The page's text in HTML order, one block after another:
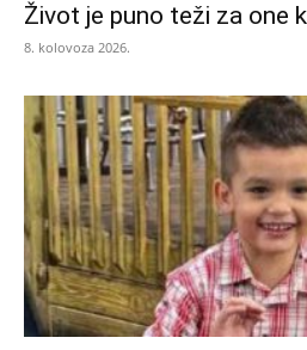
Život je puno teži za one
8. kolovoza 2026.